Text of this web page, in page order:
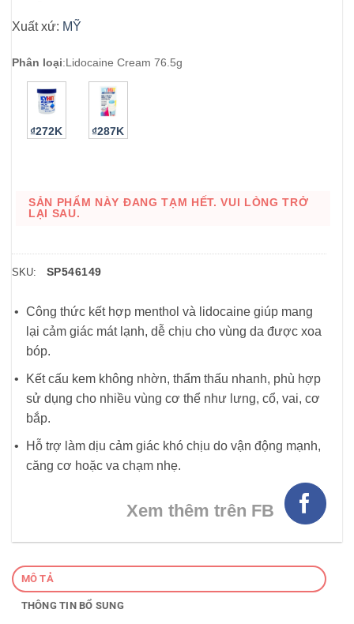
Xuất xứ: MỸ
Phân loại:Lidocaine Cream 76.5g
₫272K ₫287K
SẢN PHẨM NÀY ĐANG TẠM HẾT. VUI LÒNG TRỞ
LẠI SAU.
SKU: SP546149
Công thức kết hợp menthol và lidocaine giúp mang
lại cảm giác mát lạnh, dễ chịu cho vùng da được xoa
bóp.
Kết cấu kem không nhờn, thẩm thấu nhanh, phù hợp
sử dụng cho nhiều vùng cơ thể như lưng, cổ, vai, cơ
bắp.
Hỗ trợ làm dịu cảm giác khó chịu do vận động mạnh,
căng cơ hoặc va chạm nhẹ.
Xem thêm trên FB
MÔ TẢ
THÔNG TIN BỔ SUNG